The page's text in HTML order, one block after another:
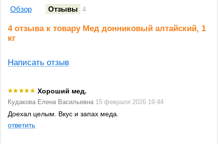
Обзор Отзывы 4
4 отзыва к товару Мед донниковый алтайский, 1
кг
Написать отзыв
Хороший мед.
Кудакова Елена Васильевна 15 февраля 2026 19:44
Доехал целым. Вкус и запах меда.
ответить